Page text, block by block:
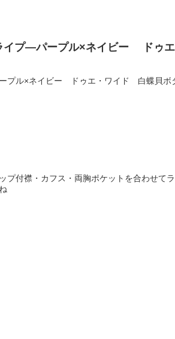
ライプ―パープル×ネイビー ド
プル×ネイビー ドゥエ・ワイド 白蝶貝
プ付襟・カフス・両胸ポケットを合わせて